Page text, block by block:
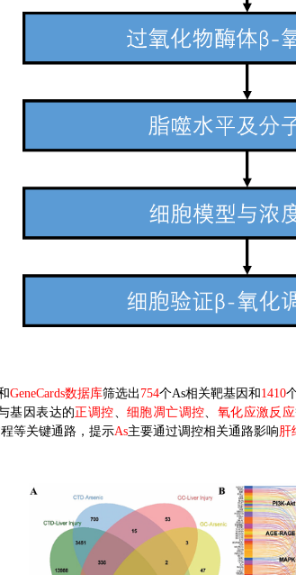
GeneCards数据库筛选出 754个As相关靶基因和 1410
基因表达的正调控、细胞凋亡调控、 氧化应激反应
等关键通路，提示As主要通过调控相关通路影响肝